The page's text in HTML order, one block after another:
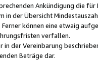
Ankündigung die
in der Übersicht
können eine etwaig
verfallen.
in der Vereinbarung
Beträge dar.